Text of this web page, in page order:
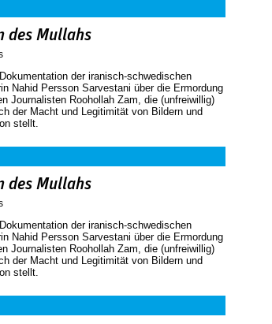
des Mullahs
der iranisch-schwedischen
Nahid Persson Sarvestani über die Ermordung
Journalisten Roohollah Zam, die (unfreiwillig)
der Macht und Legitimität von Bildern und
stellt.
des Mullahs
der iranisch-schwedischen
Nahid Persson Sarvestani über die Ermordung
Journalisten Roohollah Zam, die (unfreiwillig)
der Macht und Legitimität von Bildern und
stellt.